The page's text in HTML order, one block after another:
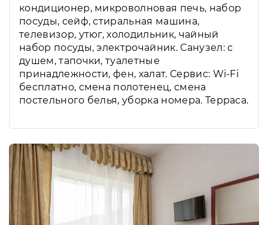
кондиционер, микроволновая печь, набор
посуды, сейф, стиральная машина,
телевизор, утюг, холодильник, чайный
набор посуды, электрочайник. Санузел: с
душем, тапочки, туалетные
принадлежности, фен, халат. Сервис: Wi-Fi
бесплатно, смена полотенец, смена
постельного белья, уборка номера. Терраса.